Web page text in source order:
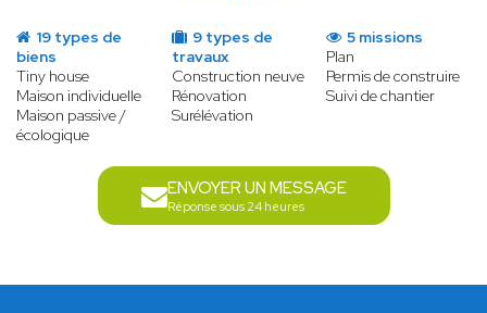
19 types de
biens
Tiny house
Maison individuelle
Maison passive /
écologique
9 types de
travaux
Construction neuve
Rénovation
Surélévation
5 missions
Plan
Permis de construire
Suivi de chantier
ENVOYER UN MESSAGE
Réponse sous 24 heures